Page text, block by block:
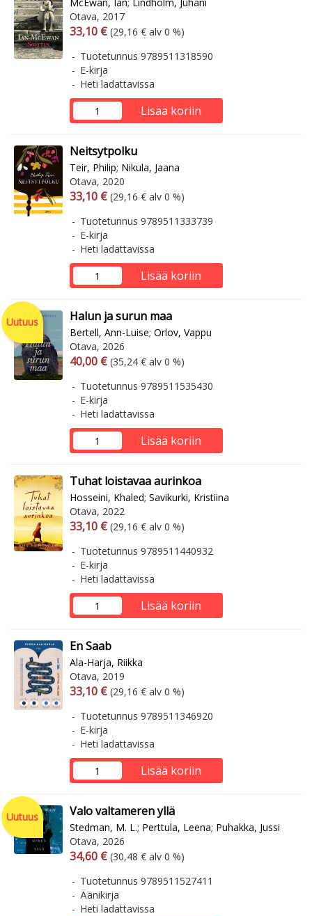
Otava, 2017
Arvonlisäverollinen hinta
33,10 € Arvonlisäveroton hinta
(29,16 € alv 0 %)
Tuotetunnus 9789511318590
E-kirja
Heti ladattavissa
Lisää koriin
Neitsytpolku
Teir, Philip; Nikula, Jaana
Otava, 2020
Arvonlisäverollinen hinta
33,10 € Arvonlisäveroton hinta
(29,16 € alv 0 %)
Tuotetunnus 9789511333739
E-kirja
Heti ladattavissa
Lisää koriin
Uutuus Halun ja surun maa
Bertell, Ann-Luise; Orlov, Vappu
Otava, 2026
Arvonlisäverollinen hinta
40,00 € Arvonlisäveroton hinta
(35,24 € alv 0 %)
Tuotetunnus 9789511535430
E-kirja
Heti ladattavissa
Lisää koriin
Tuhat loistavaa aurinkoa
Hosseini, Khaled; Savikurki, Kristiina
Otava, 2022
Arvonlisäverollinen hinta
33,10 € Arvonlisäveroton hinta
(29,16 € alv 0 %)
Tuotetunnus 9789511440932
E-kirja
Heti ladattavissa
Lisää koriin
En Saab
Ala-Harja, Riikka
Otava, 2019
Arvonlisäverollinen hinta
33,10 € Arvonlisäveroton hinta
(29,16 € alv 0 %)
Tuotetunnus 9789511346920
E-kirja
Heti ladattavissa
Lisää koriin
Uutuus Valo valtameren yllä
Stedman, M. L.; Perttula, Leena; Puhakka, Jussi
Otava, 2026
Arvonlisäverollinen hinta
34,60 € Arvonlisäveroton hinta
(30,48 € alv 0 %)
Tuotetunnus 9789511527411
Äänikirja
Heti ladattavissa